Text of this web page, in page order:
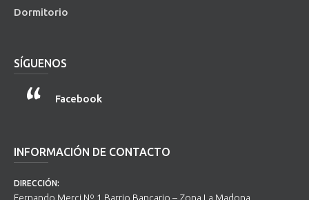
Dormitorio
SÍGUENOS
Facebook
INFORMACIÓN DE CONTACTO
DIRECCIÓN:
Fernando Merci Nº 1 Barrio Bancario – Zona La Madona